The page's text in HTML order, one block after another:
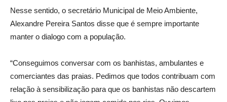
Nesse sentido, o secretário Municipal de Meio Ambiente,
Alexandre Pereira Santos disse que é sempre importante
manter o dialogo com a população.
“Conseguimos conversar com os banhistas, ambulantes e
comerciantes das praias. Pedimos que todos contribuam com
relação à sensibilização para que os banhistas não descartem